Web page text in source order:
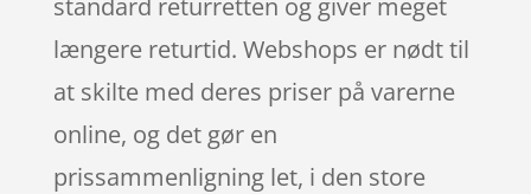
længere returtid. Webshops er nødt til
at skilte med deres priser på varerne
online, og det gør en
prissammenligning let, i den store